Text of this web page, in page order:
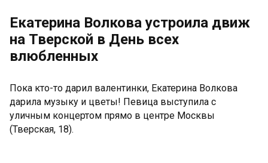
Екатерина Волкова устроила движ
на Тверской в День всех
влюбленных
Пока кто-то дарил валентинки, Екатерина Волкова
дарила музыку и цветы! Певица выступила с
уличным концертом прямо в центре Москвы
(Тверская, 18).